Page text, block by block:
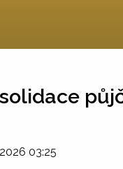
03:25